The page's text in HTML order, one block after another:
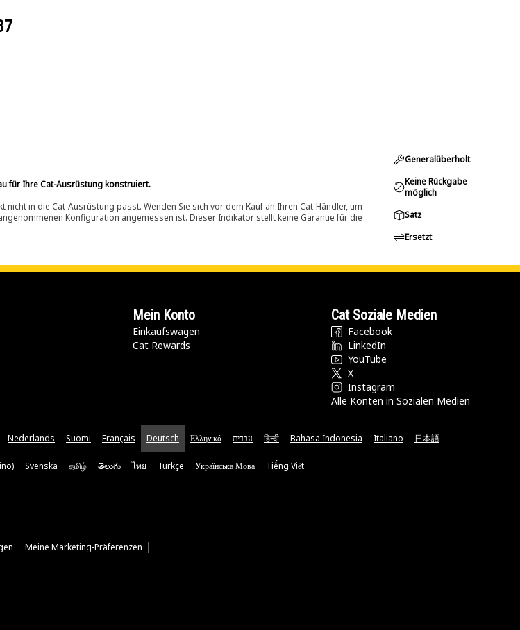
für Ihre Cat-Ausrüstung konstruiert.
in die Cat-Ausrüstung passt. Wenden Sie sich vor dem Kauf an Ihren Cat-Händler, um
Konfiguration angemessen ist. Dieser Indikator stellt keine Garantie für die
Generalüberholt
Keine Rückgabe
möglich
Satz
Ersetzt
Mein Konto
Einkaufswagen
Cat Rewards
Cat Soziale Medien
Facebook
LinkedIn
YouTube
X
Instagram
Alle Konten in Sozialen Medien
Nederlands Suomi Français Deutsch Ελληνικά עברית हिन्दी Bahasa Indonesia Italiano 日本語
Svenska தமிழ் తెలుగు ไทย Türkçe Українська Мова Tiếng Việt
Meine Marketing-Präferenzen